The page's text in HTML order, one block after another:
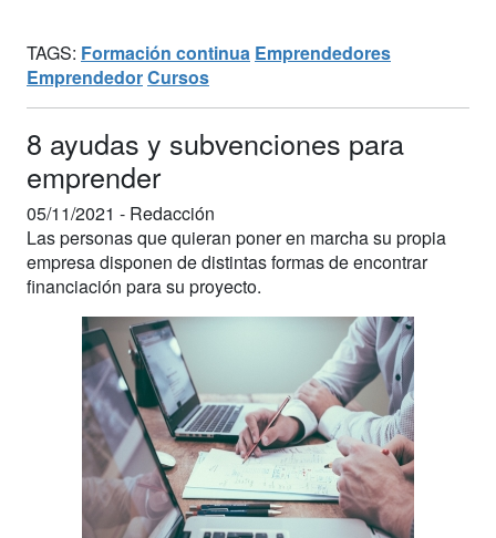
TAGS: Formación continua Emprendedores
EmprendedorCursos
8 ayudas y subvenciones para
emprender
05/11/2021 - Redacción
Las personas que quieran poner en marcha su propia
empresa disponen de distintas formas de encontrar
financiación para su proyecto.